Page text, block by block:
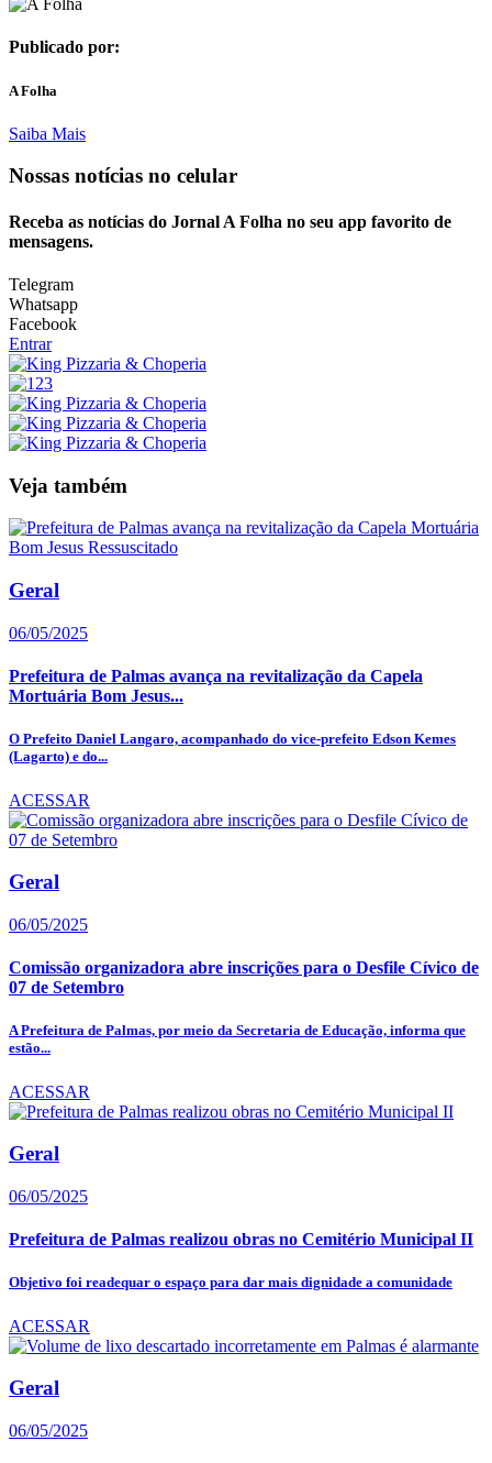
Publicado por:
A Folha
Saiba Mais
Nossas notícias no celular
Receba as notícias do Jornal A Folha no seu app favorito de
mensagens.
Telegram
Whatsapp
Facebook
Entrar
Veja também
Geral
06/05/2025
Prefeitura de Palmas avança na revitalização da Capela
Mortuária Bom Jesus...
O Prefeito Daniel Langaro, acompanhado do vice-prefeito Edson Kemes
(Lagarto) e do...
ACESSAR
Geral
06/05/2025
Comissão organizadora abre inscrições para o Desfile Cívico de
07 de Setembro
A Prefeitura de Palmas, por meio da Secretaria de Educação, informa que
estão...
ACESSAR
Geral
06/05/2025
Prefeitura de Palmas realizou obras no Cemitério Municipal II
Objetivo foi readequar o espaço para dar mais dignidade a comunidade
ACESSAR
Geral
06/05/2025